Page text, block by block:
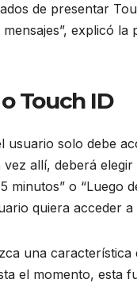
de presentar
explicó
Touch ID
solo debe
allí, deberá
minutos” o
quiera acceder
una característica
el momento, esta